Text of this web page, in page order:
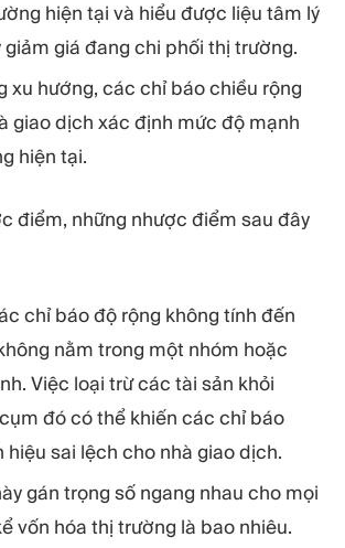
hiện tại và hiểu được liệu tâm lý
giảm giá đang chi phối thị trường.
xu hướng, các chỉ báo chiều rộng
giao dịch xác định mức độ mạnh
hiện tại.
điểm, những nhược điểm sau đây
chỉ báo độ rộng không tính đến
nằm trong một nhóm hoặc
Việc loại trừ các tài sản khỏi
đó có thể khiến các chỉ báo
hiệu sai lệch cho nhà giao dịch.
gán trọng số ngang nhau cho mọi
vốn hóa thị trường là bao nhiêu.